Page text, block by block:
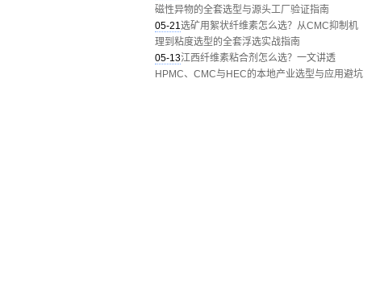
磁性异物的全套选型与源头工厂验证指南
05-21选矿用絮状纤维素怎么选？从CMC抑制机
理到粘度选型的全套浮选实战指南
05-13江西纤维素粘合剂怎么选？一文讲透
HPMC、CMC与HEC的本地产业选型与应用避坑